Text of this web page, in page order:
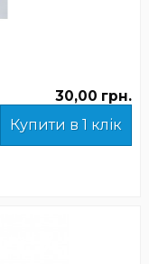
30,00 грн.
Купити в 1 клік